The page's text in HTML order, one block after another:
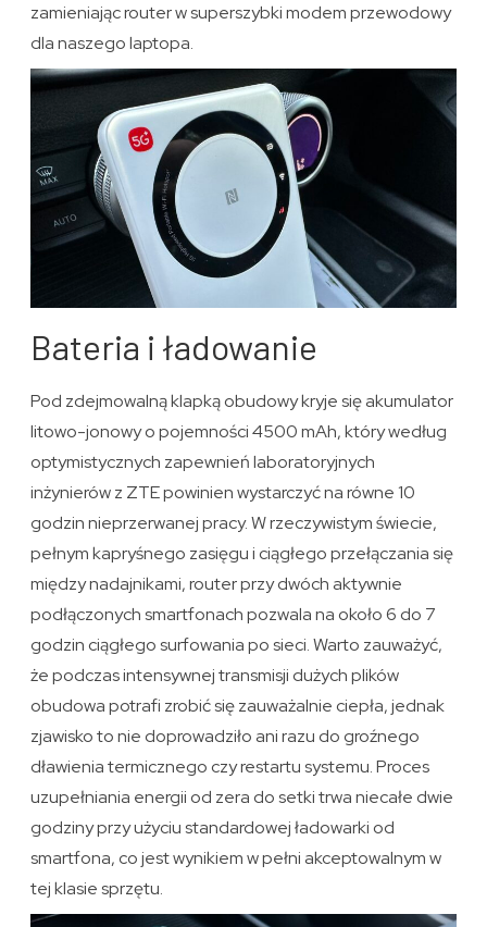
zamieniając router w superszybki modem przewodowy
dla naszego laptopa.
Bateria i ładowanie
Pod zdejmowalną klapką obudowy kryje się akumulator
litowo-jonowy o pojemności 4500 mAh, który według
optymistycznych zapewnień laboratoryjnych
inżynierów z ZTE powinien wystarczyć na równe 10
godzin nieprzerwanej pracy. W rzeczywistym świecie,
pełnym kapryśnego zasięgu i ciągłego przełączania się
między nadajnikami, router przy dwóch aktywnie
podłączonych smartfonach pozwala na około 6 do 7
godzin ciągłego surfowania po sieci. Warto zauważyć,
że podczas intensywnej transmisji dużych plików
obudowa potrafi zrobić się zauważalnie ciepła, jednak
zjawisko to nie doprowadziło ani razu do groźnego
dławienia termicznego czy restartu systemu. Proces
uzupełniania energii od zera do setki trwa niecałe dwie
godziny przy użyciu standardowej ładowarki od
smartfona, co jest wynikiem w pełni akceptowalnym w
tej klasie sprzętu.